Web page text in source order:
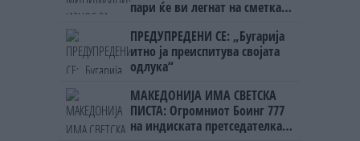
пари ќе ви легнат на сметка
ПРЕДУПРЕДЕНИ СЕ: „Бугарија
итно ја преиспитува својата
одлука“
МАКЕДОНИЈА ИМА СВЕТСКА
ПИСТА: Огромниот Боинг 777
на индиската претседателка